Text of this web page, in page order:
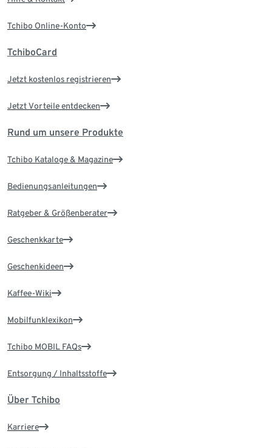
Tchibo Online-Konto
TchiboCard
Jetzt kostenlos registrieren
Jetzt Vorteile entdecken
Rund um unsere Produkte
Tchibo Kataloge & Magazine
Bedienungsanleitungen
Ratgeber & Größenberater
Geschenkkarte
Geschenkideen
Kaffee-Wiki
Mobilfunklexikon
Tchibo MOBIL FAQs
Entsorgung / Inhaltsstoffe
Über Tchibo
Karriere